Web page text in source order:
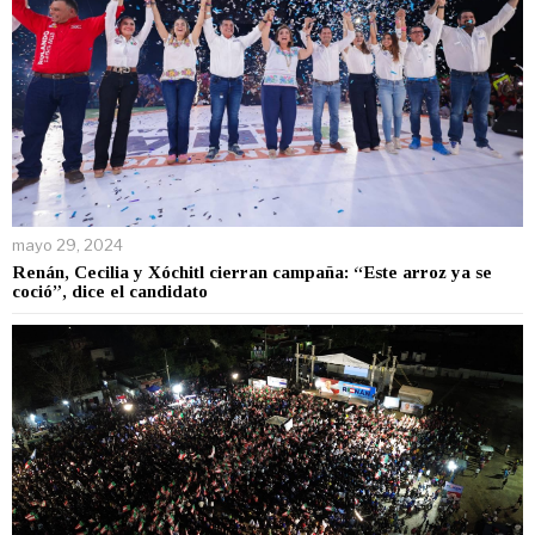
mayo 29, 2024
Renán, Cecilia y Xóchitl cierran campaña: “Este arroz ya se
coció”, dice el candidato